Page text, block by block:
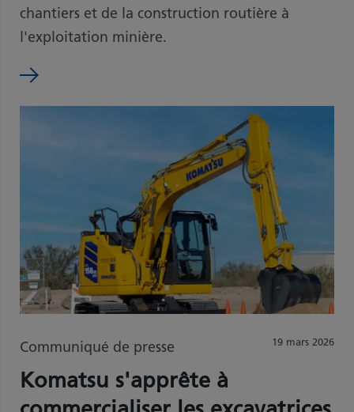
chantiers et de la construction routière à
l'exploitation minière.
19 mars 2026
Communiqué de presse
Komatsu s'apprête à